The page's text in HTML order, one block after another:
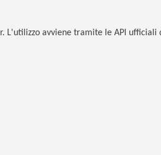
avviene tramite le API ufficiali